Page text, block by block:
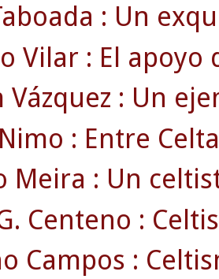
: Un
Vilar : El apoyo
Vázquez : Un
: Entre
Meira : Un
Centeno :
Campos :